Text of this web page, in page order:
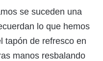
se suceden una
lo que hemos
tapón de refresco en
manos resbalando